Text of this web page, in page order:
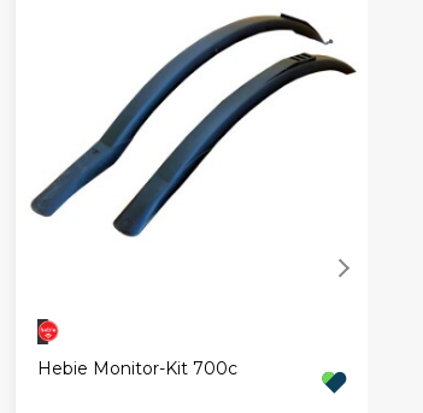
Hebie Monitor-Kit 700c